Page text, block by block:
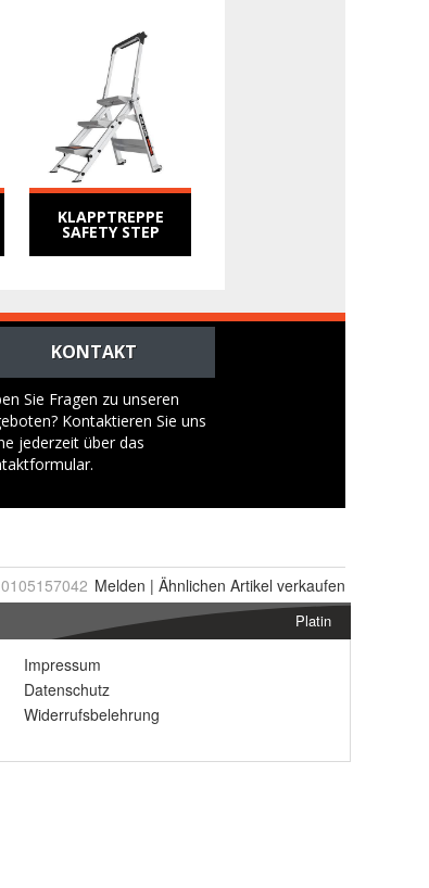
0105157042 Melden | Ähnlichen Artikel verkaufen
Platin
Impressum
Datenschutz
Widerrufsbelehrung